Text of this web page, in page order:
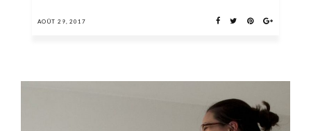
AOÛT 29, 2017